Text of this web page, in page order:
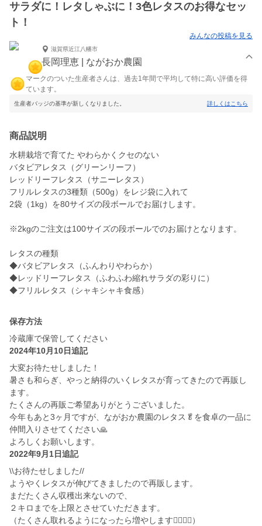
サラダに！レタしゃぶに！3色レタスのお得なセッ
ト！
みんなの投稿を見る
滋賀県近江八幡市
長岡理恵 | ながおか農園
マークのついた生産者さんは、過去1年間で平均して特に高い評価を得
ています。
生産者バッジの基準が新しくなりました。 詳しくはこちら
商品説明
水耕栽培で育てた やわらかくクセのない
バタビアレタス（グリーンリーフ）
レッドリーフレタス（サニーレタス）
フリルレタスの3種類（500g）をレジ袋に入れて
2袋（1kg）を80サイズの段ボールでお届けします。
※2kgのご注文は100サイズの段ボールでのお届けとなります。
レタスの種類
◆バタビアレタス（ふんわりやわらか）
◆レッドリーフレタス（ふわふわ縮れサラダの彩りに）
保存方法
冷蔵庫で保管してください
2024年10月10日追記
大変お待たせしました！
暑さも和らぎ、やっと納得のいくレタスが育ってきたので再販し
ます。
たくさんの再販ご希望ありがとうございました。
今年もあと3ヶ月ですが、ながおか農園のレタス🥬を食卓の一品に
仲間入りさせてください🙏
よろしくお願いします。
2022年9月1日追記
\\お待たせしました//
ようやくレタスが伸びてきましたので再販します。
まだたくさん収穫出来ないので、
２キロまでを上限とさせていただきます。
（たくさん取れるようになったら増やします🙇‍♀️🙇‍♂️）